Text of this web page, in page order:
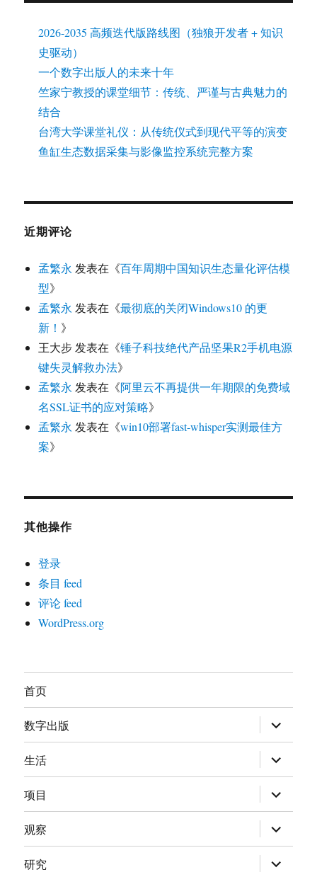
2026-2035 高频迭代版路线图（独狼开发者 + 知识
史驱动）
一个数字出版人的未来十年
竺家宁教授的课堂细节：传统、严谨与古典魅力的
结合
台湾大学课堂礼仪：从传统仪式到现代平等的演变
鱼缸生态数据采集与影像监控系统完整方案
近期评论
孟繁永 发表在《百年周期中国知识生态量化评估模
型》
孟繁永 发表在《最彻底的关闭Windows10 的更
新！ 》
王大步 发表在《锤子科技绝代产品坚果R2手机电源
键失灵解救办法》
孟繁永 发表在《阿里云不再提供一年期限的免费域
名SSL证书的应对策略》
孟繁永 发表在《win10部署fast-whisper实测最佳方
案》
其他操作
登录
条目 feed
评论 feed
WordPress.org
首页
数字出版 展
开
子
菜
单
生活 展
开
子
菜
单
项目 展
开
子
菜
单
观察 展
开
子
菜
研究 展